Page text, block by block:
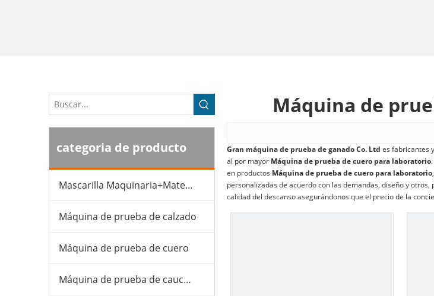
categoria de producto
Mascarilla Maquinaria+Material
Máquina de prueba de calzado
Máquina de prueba de cuero
Máquina de prueba de caucho y plástico
Máquina de
Gran máquina de prueba de ganado Co. Ltd es fabricantes
al por mayor Máquina de prueba de cuero para laboratorio
en productos Máquina de prueba de cuero para laboratorio
personalizadas de acuerdo con las demandas, diseño y
calidad del descanso asegurándonos que el precio de la